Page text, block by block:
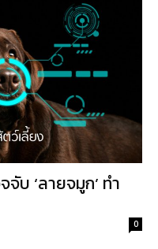
จับ ‘ลายจมูก’ ทำ
0